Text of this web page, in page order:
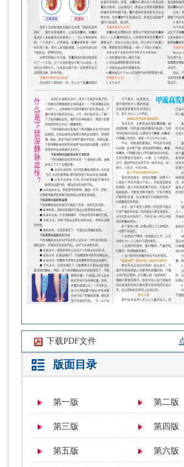
下载PDF文件
版面目录
第一版 第二版
第三版 第四版
第五版 第六版